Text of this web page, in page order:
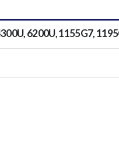
6200U, 1155G7,